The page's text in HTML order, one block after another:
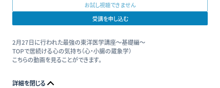
お試し視聴できません
受講を申し込む
2月27日に行われた最強の東洋医学講座〜基礎編〜
TOPで居続ける心の気持ち（心・小腸の蔵象学）
こちらの動画を見ることができます。
詳細を閉じる